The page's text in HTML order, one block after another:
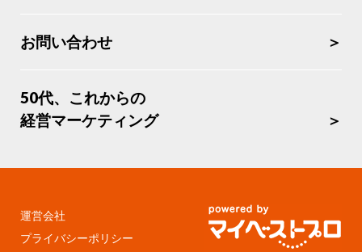
お問い合わせ
50代、これからの
経営マーケティング
運営会社
プライバシーポリシー